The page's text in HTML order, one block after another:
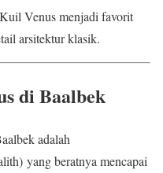
Venus menjadi favorit
arsitektur klasik.
di Baalbek
adalah
yang beratnya mencapai